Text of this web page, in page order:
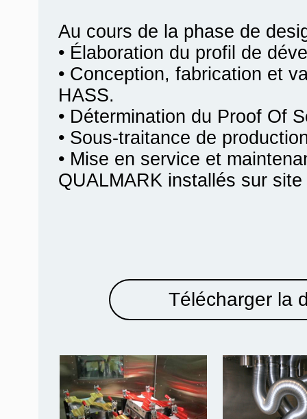
Au cours de la phase de
• Élaboration du profil de
• Conception, fabrication et
HASS.
• Détermination du Proof Of
• Sous-traitance de
• Mise en service et
QUALMARK installés sur
Télécharger la